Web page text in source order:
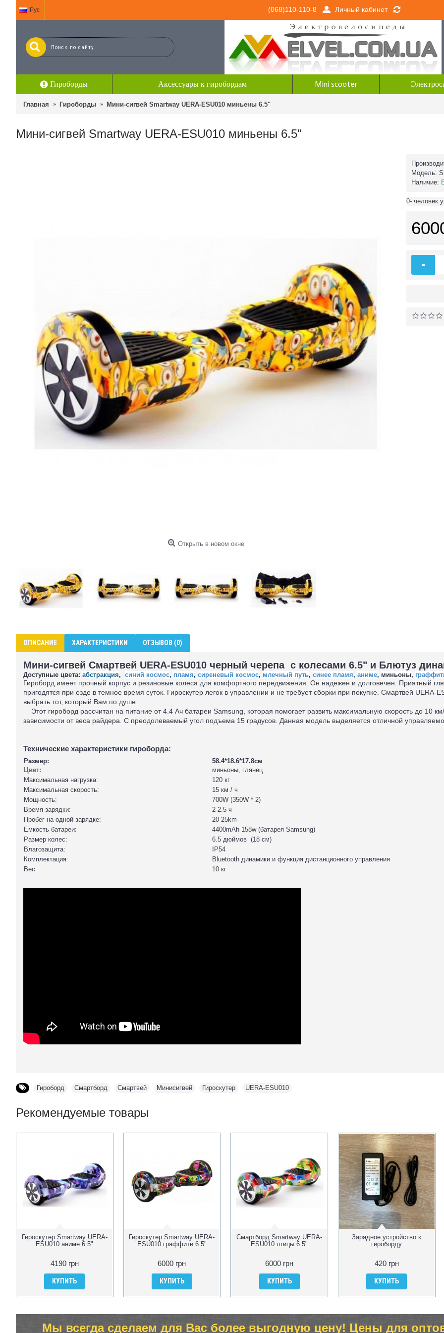
(068)110-110-8 Личный кабинет
Рус
Гироборды Аксессуары к гиробордам Mini scooter
Главная Гироборды Мини-сигвей Smartway UERA-ESU010 миньены 6.5"
Мини-сигвей Smartway UERA-ESU010 миньены 6.5"
Открыть в новом окне
Модель:
Наличие:
0- человек
-
ОПИСАНИЕ ХАРАКТЕРИСТИКИ ОТЗЫВОВ (0)
Мини-сигвей Смартвей UERA-ESU010 черный черепа с колесами 6.5" и Блютуз
Доступные цвета: абстракция, синий космос, пламя, сиреневый космос, млечный путь, синее пламя, аниме, миньоны,
Гироборд имеет прочный корпус и резиновые колеса для комфортного передвижения. Он надежен и долговечен. Приятный
пригодятся при езде в темное время суток. Гироскутер легок в управлении и не требует сборки при покупке. Смартвей UERA-
выбрать тот, который Вам по душе.
Этот гироборд рассчитан на питание от 4.4 Ач батареи Samsung, которая помогает развить максимальную скорость до 10
зависимости от веса райдера. С преодолеваемый угол подъема 15 градусов. Данная модель выделяется отличной
Технические характеристики гироборда:
Размер:
58.4*18.6*17.8см
Цвет:
миньоны, глянец
Максимальная нагрузка:
120 кг
Максимальная скорость:
15 км / ч
Мощность:
700W (350W * 2)
Время зарядки:
2-2.5 ч
Пробег на одной зарядке:
20-25km
Емкость батареи:
4400mAh 158w (батарея Samsung)
Размер колес:
6.5 дюймов (18 см)
Влагозащита:
IP54
Комплектация:
Bluetooth динамики и функция дистанционного управления
Вес
10 кг
Гироборд Смартборд Смартвей Минисигвей Гироскутер UERA-ESU010
Рекомендуемые товары
Гироскутер Smartway UERA-
ESU010 аниме 6.5"
4190 грн
КУПИТЬ
Гироскутер Smartway UERA-
ESU010 граффити 6.5"
6000 грн
КУПИТЬ
Смартборд Smartway UERA-
ESU010 птицы 6.5"
6000 грн
КУПИТЬ
Зарядное устройство к
гироборду
420 грн
КУПИТЬ
Мы всегда сделаем для Вас более выгодную цену! Цены для